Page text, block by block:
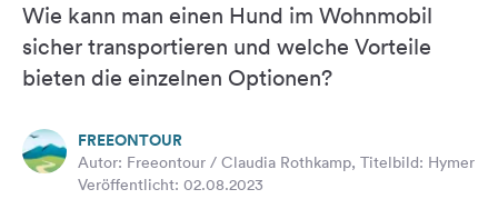
Folge
auf
Media
Facebook
Wie kann man einen Hund im Wohnmobil
sicher transportieren und welche Vorteile
bieten die einzelnen Optionen?
FREEONTOUR
Autor: Freeontour / Claudia Rothkamp, Titelbild: Hymer
Veröffentlicht: 02.08.2023